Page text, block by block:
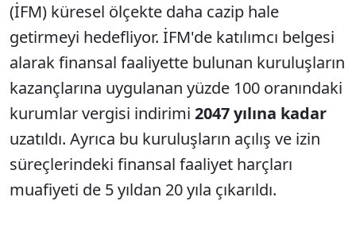
(İFM) küresel ölçekte daha cazip hale
getirmeyi hedefliyor. İFM'de katılımcı belgesi
alarak finansal faaliyette bulunan kuruluşların
kazançlarına uygulanan yüzde 100 oranındaki
kurumlar vergisi indirimi 2047 yılına kadar
uzatıldı. Ayrıca bu kuruluşların açılış ve izin
süreçlerindeki finansal faaliyet harçları
muafiyeti de 5 yıldan 20 yıla çıkarıldı.